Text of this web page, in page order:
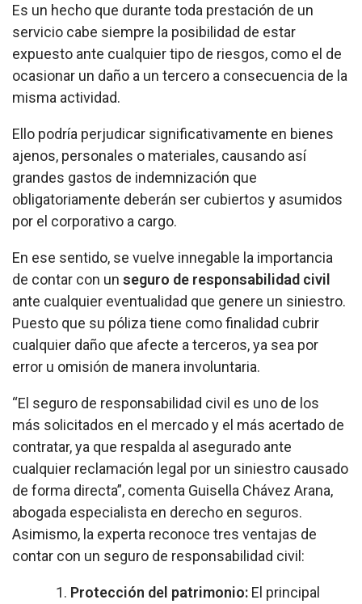
Es un hecho que durante toda prestación de un
servicio cabe siempre la posibilidad de estar
expuesto ante cualquier tipo de riesgos, como el de
ocasionar un daño a un tercero a consecuencia de la
misma actividad.
Ello podría perjudicar significativamente en bienes
ajenos, personales o materiales, causando así
grandes gastos de indemnización que
obligatoriamente deberán ser cubiertos y asumidos
por el corporativo a cargo.
En ese sentido, se vuelve innegable la importancia
de contar con un seguro de responsabilidad civil
ante cualquier eventualidad que genere un siniestro.
Puesto que su póliza tiene como finalidad cubrir
cualquier daño que afecte a terceros, ya sea por
error u omisión de manera involuntaria.
“El seguro de responsabilidad civil es uno de los
más solicitados en el mercado y el más acertado de
contratar, ya que respalda al asegurado ante
cualquier reclamación legal por un siniestro causado
de forma directa”, comenta Guisella Chávez Arana,
abogada especialista en derecho en seguros.
Asimismo, la experta reconoce tres ventajas de
contar con un seguro de responsabilidad civil:
Protección del patrimonio: El principal